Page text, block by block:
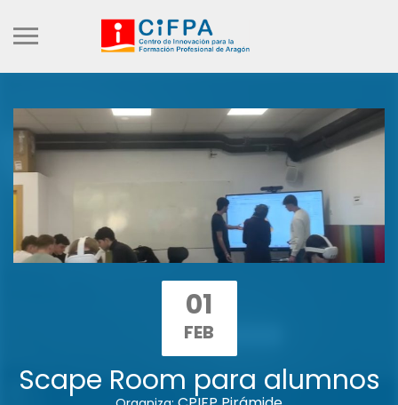
01
FEB
Scape Room para alumnos